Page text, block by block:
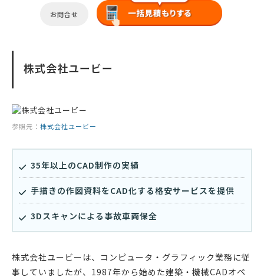
お問合せ
株式会社ユービー
参照元： 株式会社ユービー
35年以上のCAD制作の実績
手描きの作図資料をCAD化する格安サービスを提供
3Dスキャンによる事故車両保全
株式会社ユービーは、コンピュータ・グラフィック業務に従
事していましたが、1987年から始めた建築・機械CADオペ